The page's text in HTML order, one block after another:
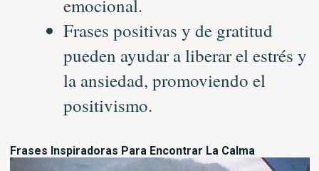
emocional.
Frases positivas y de gratitud
pueden ayudar a liberar el estrés y
la ansiedad, promoviendo el
positivismo.
Frases Inspiradoras Para Encontrar La Calma